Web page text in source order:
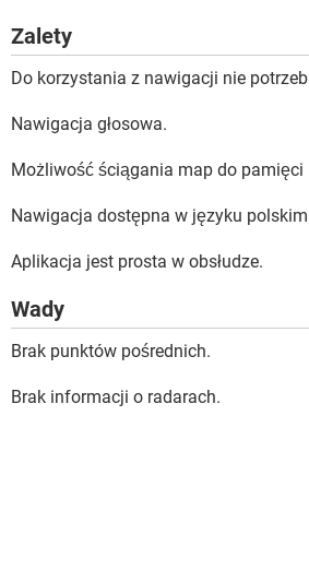
Zalety
Do korzystania z nawigacji nie
Nawigacja głosowa.
Możliwość ściągania map do pamięci
Nawigacja dostępna w języku
Aplikacja jest prosta w obsłudze.
Wady
Brak punktów pośrednich.
Brak informacji o radarach.